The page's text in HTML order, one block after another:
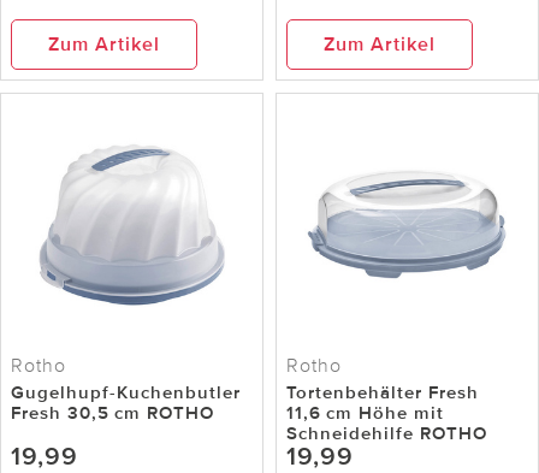
Zum Artikel Zum Artikel
Rotho
Gugelhupf-Kuchenbutler
Fresh 30,5 cm ROTHO
19,99
Rotho
Tortenbehälter Fresh
11,6 cm Höhe mit
Schneidehilfe ROTHO
19,99